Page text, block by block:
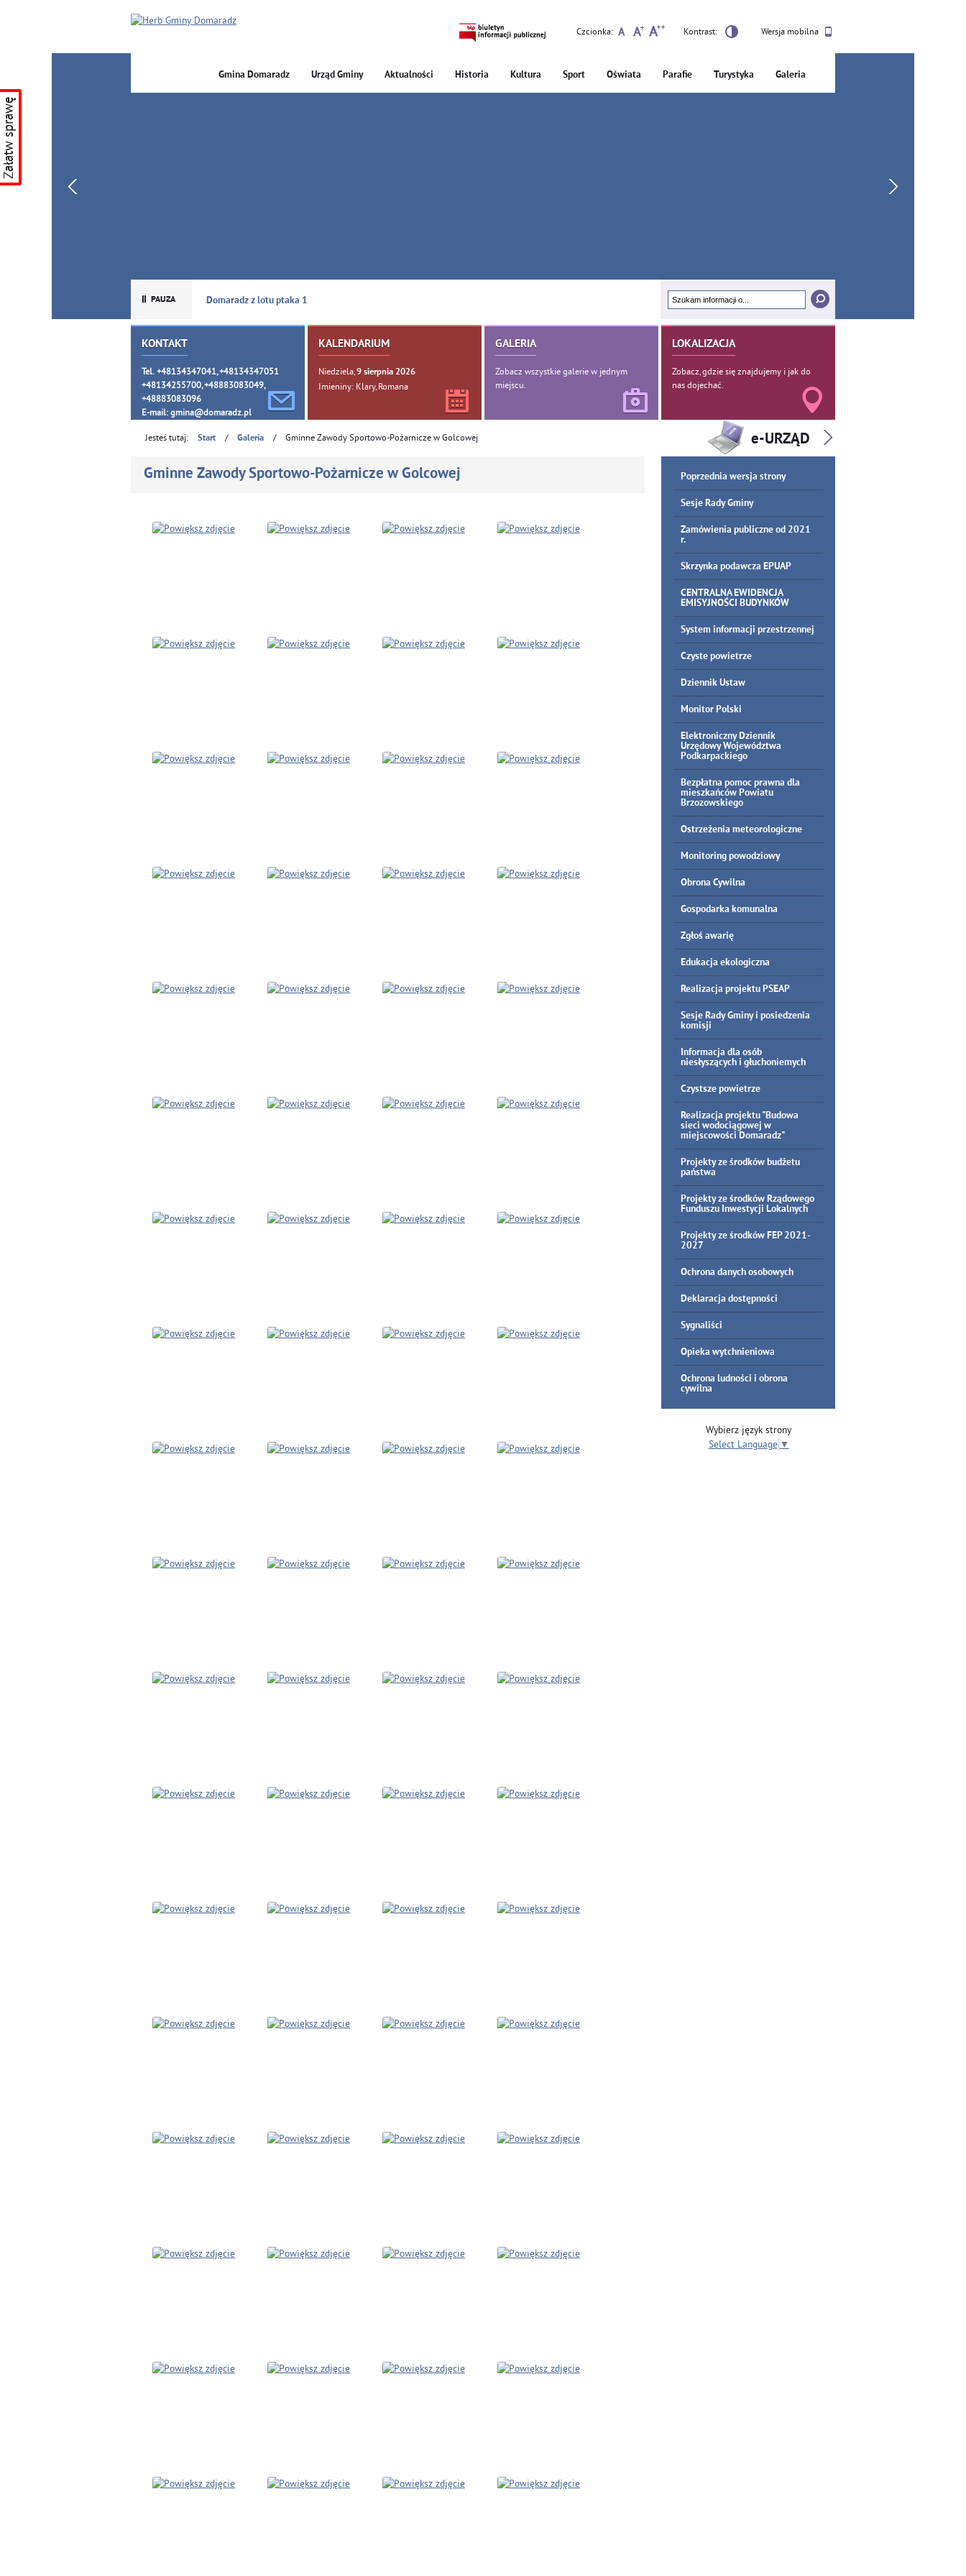
Wersja mobilna
Czcionka: Kontrast:
Gmina Domaradz Urząd Gminy Aktualności Historia Kultura Sport Oświata Parafie Turystyka Galeria
Domaradz z lotu ptaka 1
KONTAKT
Tel. +48134347041, +48134347051
+48134255700, +48883083049,
+48883083096
E-mail: gmina@domaradz.pl
KALENDARIUM
Niedziela, 9sierpnia 2026
Imieniny: Klary, Romana
GALERIA
Zobacz wszystkie galerie w jednym
miejscu.
LOKALIZACJA
Zobacz, gdzie się znajdujemy i jak do
nas dojechać.
Załatw sprawę
Jesteś tutaj: Start / Galeria / Gminne Zawody Sportowo-Pożarnicze w Golcowej
Gminne Zawody Sportowo-Pożarnicze w Golcowej Poprzednia wersja strony
Sesje Rady Gminy
Zamówienia publiczne od 2021
r.
Skrzynka podawcza EPUAP
CENTRALNA EWIDENCJA
EMISYJNOŚCI BUDYNKÓW
System informacji przestrzennej
Czyste powietrze
Dziennik Ustaw
Monitor Polski
Elektroniczny Dziennik
Urzędowy Województwa
Podkarpackiego
Bezpłatna pomoc prawna dla
mieszkańców Powiatu
Brzozowskiego
Ostrzeżenia meteorologiczne
Monitoring powodziowy
Obrona Cywilna
Gospodarka komunalna
Zgłoś awarię
Edukacja ekologiczna
Realizacja projektu PSEAP
Sesje Rady Gminy i posiedzenia
komisji
Informacja dla osób
niesłyszących i głuchoniemych
Czystsze powietrze
Realizacja projektu "Budowa
sieci wodociągowej w
miejscowości Domaradz"
Projekty ze środków budżetu
państwa
Projekty ze środków Rządowego
Funduszu Inwestycji Lokalnych
Projekty ze środków FEP 2021-
2027
Ochrona danych osobowych
Deklaracja dostępności
Sygnaliści
Opieka wytchnieniowa
Ochrona ludności i obrona
cywilna
Wybierz język strony
Select Language ▼